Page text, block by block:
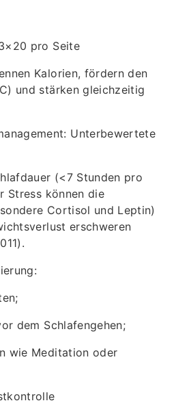
pro Seite
Kalorien, fördern den
und stärken gleichzeitig
Unterbewertete
(<7 Stunden pro
Stress können die
Cortisol und Leptin)
erschweren
dem Schlafengehen;
wie Meditation oder